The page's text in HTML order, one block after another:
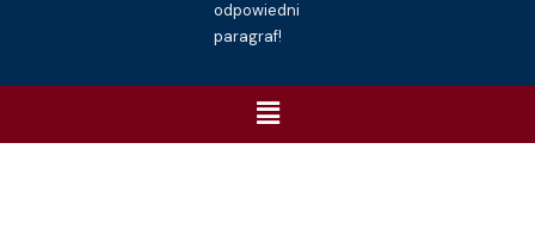
odpowiedni
paragraf!
Menu